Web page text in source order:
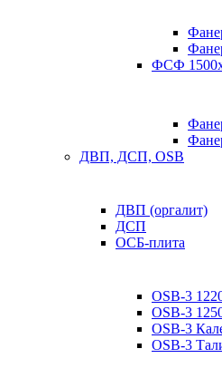
ФСФ
ДВП, ДСП, OSB
ДВП (оргалит)
ДСП
ОСБ-плита
OSB-3
OSB-3
OSB-3
OSB-3